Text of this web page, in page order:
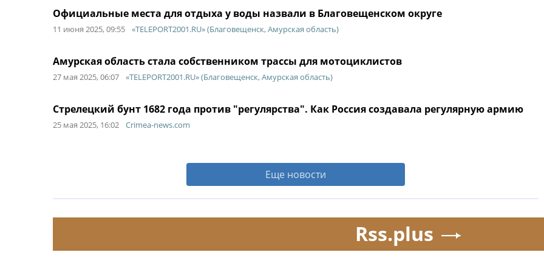
Официальные места для отдыха у воды назвали в Благовещенском округе
11 июня 2025, 09:55 «TELEPORT2001.RU» (Благовещенск, Амурская область)
Амурская область стала собственником трассы для мотоциклистов
27 мая 2025, 06:07 «TELEPORT2001.RU» (Благовещенск, Амурская область)
Стрелецкий бунт 1682 года против "регулярства". Как Россия создавала регулярную армию
25 мая 2025, 16:02 Crimea-news.com
Еще новости
Rss.plus